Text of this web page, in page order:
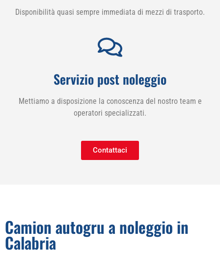
Disponibilità quasi sempre immediata di mezzi di trasporto.
Servizio post noleggio
Mettiamo a disposizione la conoscenza del nostro team e
operatori specializzati.
Contattaci
Camion autogru a noleggio in
Calabria